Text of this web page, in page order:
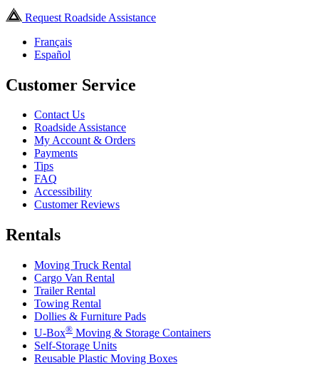
Request Roadside Assistance
Français
Español
Customer Service
Contact Us
Roadside Assistance
My Account & Orders
Payments
Tips
FAQ
Accessibility
Customer Reviews
Rentals
Moving Truck Rental
Cargo Van Rental
Trailer Rental
Towing Rental
Dollies & Furniture Pads
U-Box® Moving & Storage Containers
Self-Storage Units
Reusable Plastic Moving Boxes